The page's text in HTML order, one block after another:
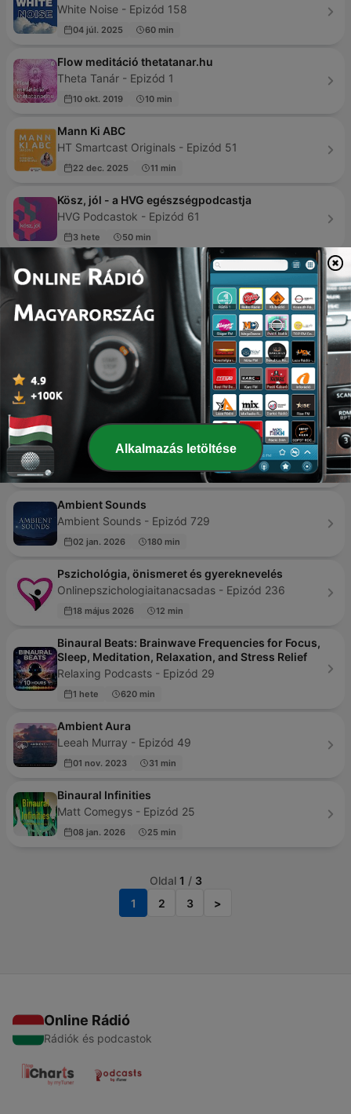
White Noise - Epizód 158
04 júl. 2025 60 min
Flow meditáció thetatanar.hu
Theta Tanár - Epizód 1
10 okt. 2019 10 min
Mann Ki ABC
HT Smartcast Originals - Epizód 51
22 dec. 2025 11 min
Kösz, jól - a HVG egészségpodcastja
HVG Podcastok - Epizód 61
3 hete 50 min
Bird Sounds
BirdSounds.com - Epizód 226
Sleep Sounds, ASMR Sleep Sounds, White Noise
Sleep, Deep Sleep Sounds, Relaxing Sleep Sounds
Sleep Sounds - Epizód 749
19 ápr. 2026
Sleep Meditation Music - Relaxing Music for
Sleep, Meditation & Relaxation
Blissful Relaxation Music - Epizód 28
2 napja 93 min
Ambient Sounds
Ambient Sounds - Epizód 729
02 jan. 2026 180 min
Pszichológia, önismeret és gyereknevelés
Onlinepszichologiaitanacsadas - Epizód 236
18 május 2026 12 min
Binaural Beats: Brainwave Frequencies for Focus,
Sleep, Meditation, Relaxation, and Stress Relief
Relaxing Podcasts - Epizód 29
1 hete 620 min
Ambient Aura
Leeah Murray - Epizód 49
01 nov. 2023 31 min
Binaural Infinities
Matt Comegys - Epizód 25
08 jan. 2026 25 min
Oldal 1 / 3
1
2 3 >
Online Rádió
Rádiók és podcastok
Alkalmazás letöltése